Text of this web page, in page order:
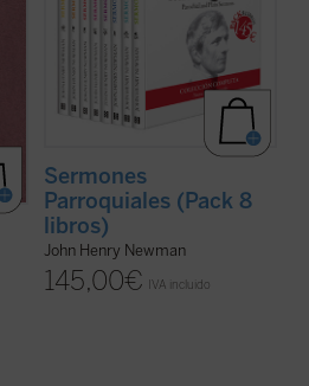
totalidad por Ediciones Encuentro....
(ver
Sermones
Parroquiales (Pack 8
libros)
John Henry Newman
145,00€ IVA incluido